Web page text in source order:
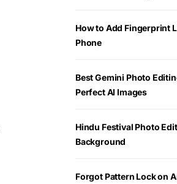
How to Add Fingerprint
Phone
Best Gemini Photo
Perfect AI Images
Hindu Festival Photo
Background
Forgot Pattern Lock on